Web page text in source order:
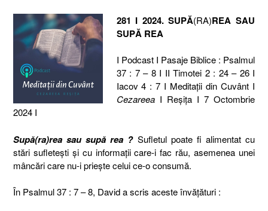
281 I 2024. SUPĂ(RA)REA SAU
SUPĂ REA
I Podcast I Pasaje Biblice : Psalmul
37 : 7 – 8 I II Timotei 2 : 24 – 26 I
Iacov 4 : 7 I Meditaţii din Cuvânt I
CezareeaI Reşiţa I 7 Octombrie
2024 I
Supă(ra)rea sau supă rea ?Sufletul poate fi alimentat cu
stări sufletești și cu informații care-i fac rău, asemenea unei
mâncări care nu-i priește celui ce-o consumă.
În Psalmul 37 : 7 – 8, David a scris aceste învățături :